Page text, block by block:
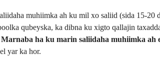
muhiimka ah ku mil xo saliid (sida 15-
qubeyska, ka dibna ku xigto qallajin
Marnaba ha ku marin saliidaha muhiimka ah
yar ka hor.